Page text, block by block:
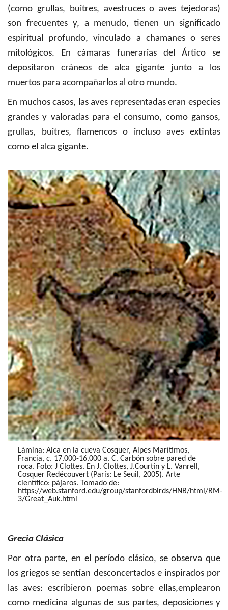
(como grullas, buitres, avestruces o aves tejedoras)
son frecuentes y, a menudo, tienen un significado
espiritual profundo, vinculado a chamanes o seres
mitológicos. En cámaras funerarias del Ártico se
depositaron cráneos de alca gigante junto a los
muertos para acompañarlos al otro mundo.
En muchos casos, las aves representadas eran especies
grandes y valoradas para el consumo, como gansos,
grullas, buitres, flamencos o incluso aves extintas
como el alca gigante.
Lámina: Alca en la cueva Cosquer, Alpes Marítimos,
Francia, c. 17.000-16.000 a. C. Carbón sobre pared de
roca. Foto: J Clottes. En J. Clottes, J.Courtin y L. Vanrell,
Cosquer Redécouvert (París: Le Seuil, 2005). Arte
científico: pájaros. Tomado de:
https://web.stanford.edu/group/stanfordbirds/HNB/html/RM-
3/Great_Auk.html
Grecia Clásica
Por otra parte, en el período clásico, se observa que
los griegos se sentían desconcertados e inspirados por
las aves: escribieron poemas sobre ellas,emplearon
como medicina algunas de sus partes, deposiciones y